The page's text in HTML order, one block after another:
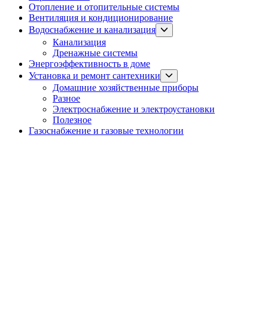
Отопление и отопительные системы
Вентиляция и кондиционирование
Водоснабжение и канализация
Show
sub
Канализация
Дренажные системы
Энергоэффективность в доме
Установка и ремонт сантехники
sub
menu
Домашние хозяйственные приборы
Разное
Электроснабжение и электроустановки
Полезное
Газоснабжение и газовые технологии